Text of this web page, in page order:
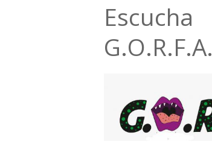
Escucha
G.O.R.F.A.